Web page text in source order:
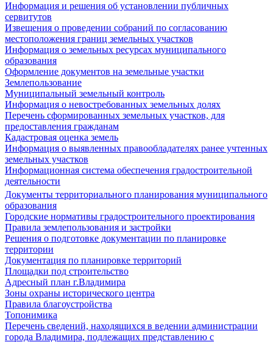
Информация и решения об установлении публичных
сервитутов
Извещения о проведении собраний по согласованию
местоположения границ земельных участков
Информация о земельных ресурсах муниципального
образования
Оформление документов на земельные участки
Землепользование
Муниципальный земельный контроль
Информация о невостребованных земельных долях
Перечень сформированных земельных участков, для
предоставления гражданам
Кадастровая оценка земель
Информация о выявленных правообладателях ранее учтенных
земельных участков
Информационная система обеспечения градостроительной
деятельности
Документы территориального планирования муниципального
образования
Городские нормативы градостроительного проектирования
Правила землепользования и застройки
Решения о подготовке документации по планировке
территории
Документация по планировке территорий
Площадки под строительство
Адресный план г.Владимира
Зоны охраны исторического центра
Правила благоустройства
Топонимика
Перечень сведений, находящихся в ведении администрации
города Владимира, подлежащих представлению с